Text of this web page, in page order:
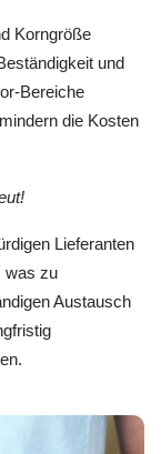
Korngröße
und
Bereiche
die Kosten
Lieferanten
was zu
Austausch